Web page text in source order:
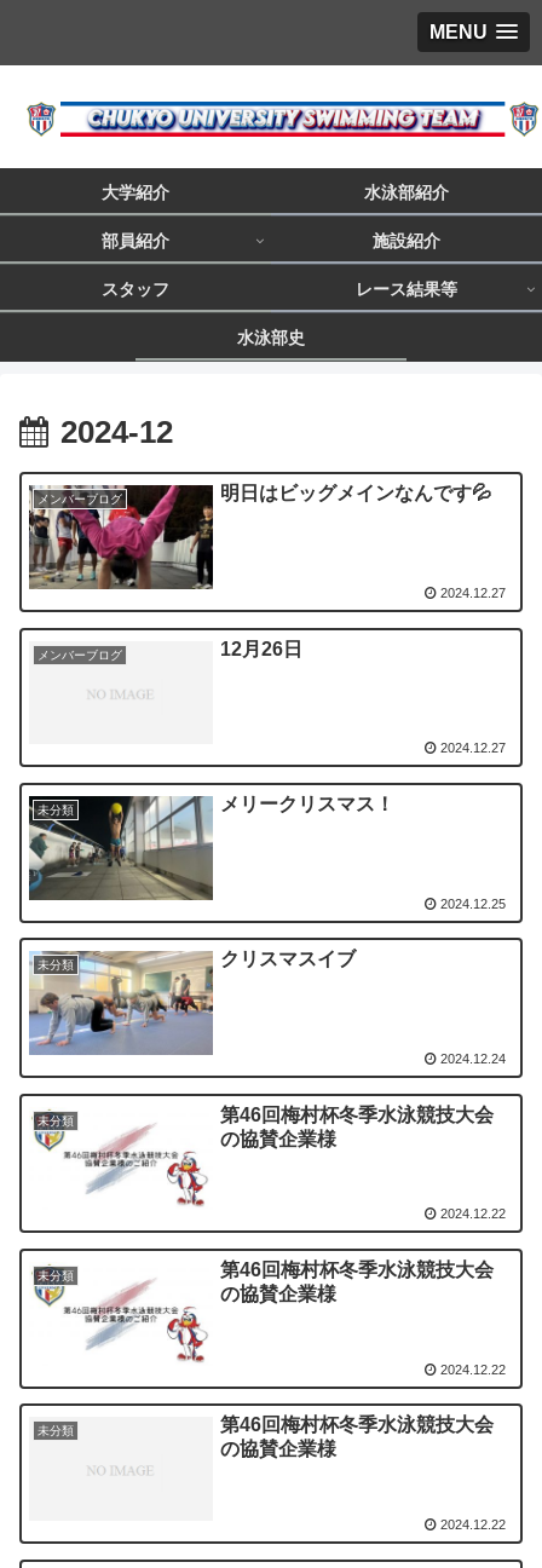
MENU
大学紹介 水泳部紹介
部員紹介 施設紹介
スタッフ レース結果等
水泳部史
2024-12
メンバーブログ 明日はビッグメインなんです💦
2024.12.27
メンバーブログ 12月26日
2024.12.27
未分類 メリークリスマス！
2024.12.25
未分類 クリスマスイブ
2024.12.24
未分類
第46回梅村杯冬季水泳競技大会
の協賛企業様
2024.12.22
未分類
第46回梅村杯冬季水泳競技大会
の協賛企業様
2024.12.22
未分類
第46回梅村杯冬季水泳競技大会
の協賛企業様
2024.12.22